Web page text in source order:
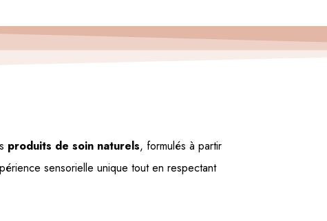
produits de soin naturels, formulés à partir
sensorielle unique tout en respectant